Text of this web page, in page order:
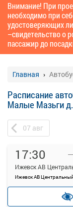
Внимание! При
необходимо при
удостоверяющих
–свидетельство о
пассажир до
Главная
Расписание
Малые Мазьги д.
07 авг
17:30
Ижевск АВ
Ижевск АВ Центральный
—